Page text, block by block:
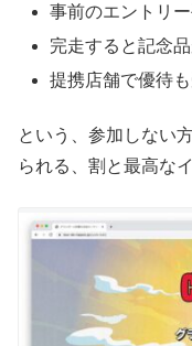
事前のエントリー
完走すると記念
提携店舗で優待も
という、参加しない
られる、割と最高な